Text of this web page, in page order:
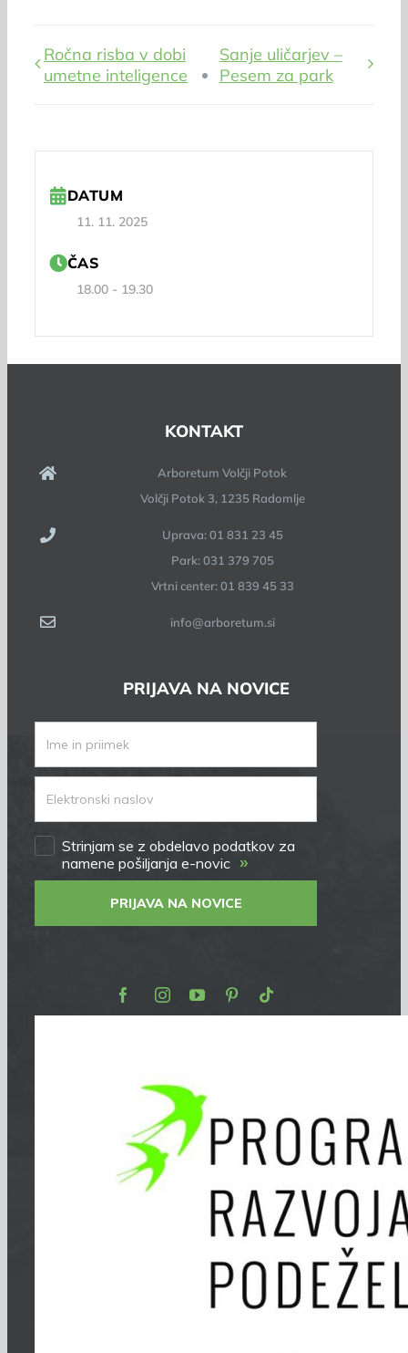
Ročna risba v dobi
umetne inteligence
Sanje uličarjev –
Pesem za park
DATUM
11. 11. 2025
ČAS
18.00 - 19.30
KONTAKT
Arboretum Volčji Potok
Volčji Potok 3, 1235 Radomlje
Uprava: 01 831 23 45
Park: 031 379 705
Vrtni center: 01 839 45 33
info@arboretum.si
PRIJAVA NA NOVICE
Strinjam se z obdelavo podatkov za
namene pošiljanja e-novic »
PRIJAVA NA NOVICE
FacebookInstagram
YoutubePinterest